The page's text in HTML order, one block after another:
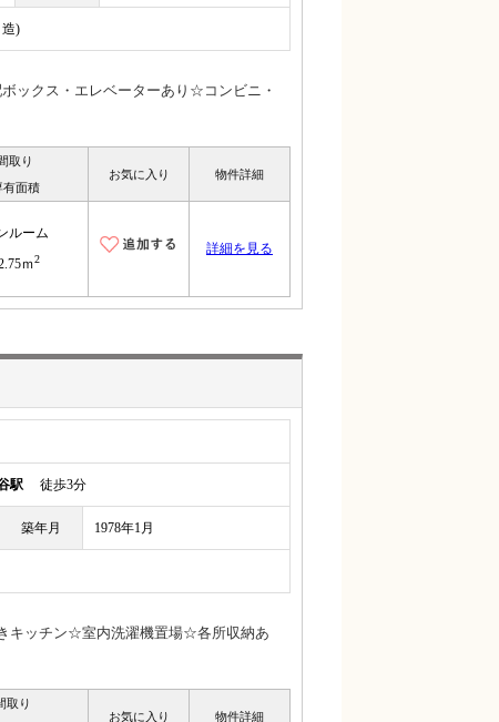
造)
ックス・エレベーターあり☆コンビニ・
取り
有面積
お気に入り 物件詳細
ルーム
ｍ2
詳細を見る
駅 徒歩3分
築年月 1978年1月
キッチン☆室内洗濯機置場☆各所収納あ
取り
お気に入り
物件詳細